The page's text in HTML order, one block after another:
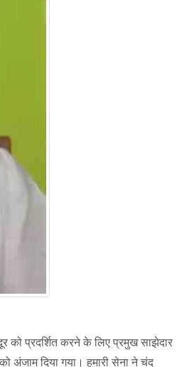
प्रदर्शित करने के लिए प्रमुख साझेदार
अंजाम दिया गया। हमारी सेना ने चंद